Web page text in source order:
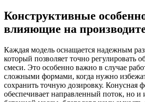
Конструктивные
влияющие на
Каждая модель оснащается надежным
который позволяет точно регулировать
смеси. Это особенно важно в случае
сложными формами, когда нужно
сохранить точную дозировку. Конусная
обеспечивает направленный поток, но и